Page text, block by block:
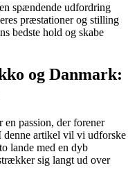
spændende udfordring
præstationer og stilling
bedste hold og skabe
og Danmark:
en passion, der forener
denne artikel vil vi udforske
lande med en dyb
sig langt ud over